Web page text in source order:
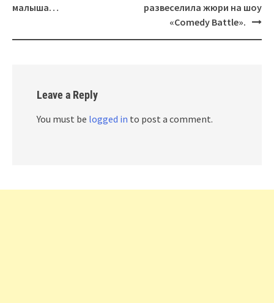
малыша…
развеселила жюри на шоу
«Comedy Battle».
Leave a Reply
You must be logged in to post a comment.